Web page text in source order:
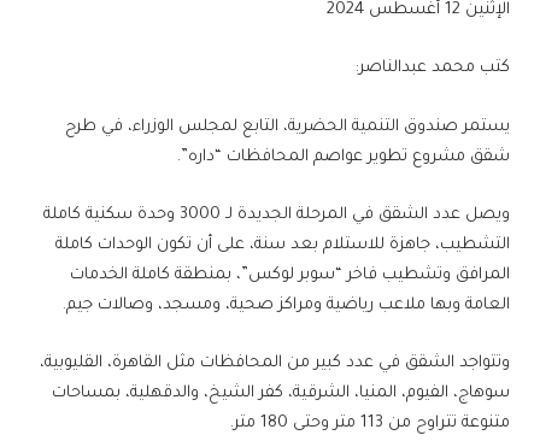
الإثنين 12 أغسطس 2024
كتب محمد عبدالناصر:
يستمر صندوق التنمية الحضرية، التابع لمجلس الوزراء، في طرح
شقق مشروع تطوير عواصم المحافظات “داره”.
ويصل عدد الشقق في المرحلة الجديدة لـ 3000 وحدة سكنية كاملة
التشطيب، جاهزة للاستلام بعد سنة، على أن تكون الوحدات كاملة
المرافق وتشطيب فاخر “سوبر لوكس”، بمنطقة كاملة الخدمات
العامة وبها ملاعب رياضية ومراكز صحية، ومسجد، وصالات جيم.
وتتواجد الشقق في عدد كبير من المحافظات مثل القاهرة، القليوبية،
سوهاج، الفيوم، المنيا، الشرقية، كفر الشيخ، والدقهلية، بمساحات
متنوعة تتراوح من 113 متر وحتى 180 متر.